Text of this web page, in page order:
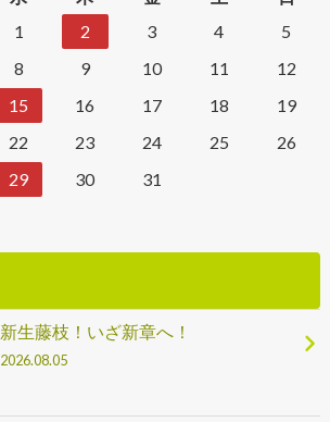
1
2 3 4
5
8 9 10 11
12
15 16 17 18
19
22 23 24 25
26
29 30
31
新生藤枝！いざ新章へ！
2026.08.05